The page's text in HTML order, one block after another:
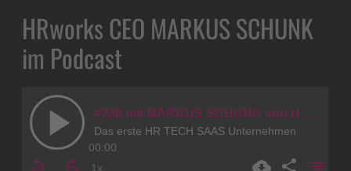
HRworks CEO MARKUS SCHUNK
im Podcast